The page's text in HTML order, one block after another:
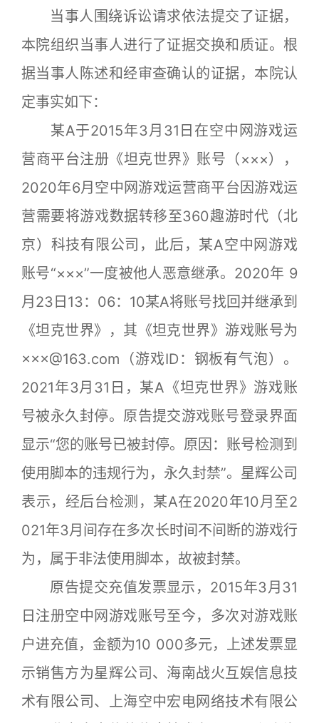
当事人围绕诉讼请求依法提交了证据，
本院组织当事人进行了证据交换和质证。根
据当事人陈述和经审查确认的证据，本院认
定事实如下：
某A于2015年3月31日在空中网游戏运
营商平台注册《坦克世界》账号（×××），
2020年6月空中网游戏运营商平台因游戏运
营需要将游戏数据转移至360趣游时代（北
京）科技有限公司，此后，某A空中网游戏
账号“×××”一度被他人恶意继承。2020年 9
月23日13：06：10某A将账号找回并继承到
《坦克世界》，其《坦克世界》游戏账号为
×××@163.com（游戏ID：钢板有气泡）。
2021年3月31日，某A《坦克世界》游戏账
号被永久封停。原告提交游戏账号登录界面
显示“您的账号已被封停。原因：账号检测到
使用脚本的违规行为，永久封禁”。星辉公司
表示，经后台检测，某A在2020年10月至2
021年3月间存在多次长时间不间断的游戏行
为，属于非法使用脚本，故被封禁。
原告提交充值发票显示，2015年3月31
日注册空中网游戏账号至今，多次对游戏账
户进充值，金额为10 000多元，上述发票显
示销售方为星辉公司、海南战火互娱信息技
术有限公司、上海空中宏电网络技术有限公